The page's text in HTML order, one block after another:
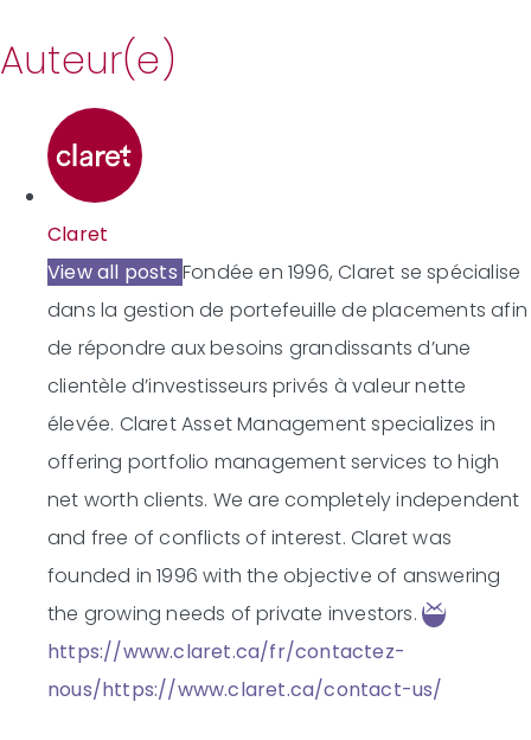
Auteur(e)
Claret
View all posts Fondée en 1996, Claret se spécialise
dans la gestion de portefeuille de placements afin
de répondre aux besoins grandissants d’une
clientèle d’investisseurs privés à valeur nette
élevée. Claret Asset Management specializes in
offering portfolio management services to high
net worth clients. We are completely independent
and free of conflicts of interest. Claret was
founded in 1996 with the objective of answering
the growing needs of private investors.
https://www.claret.ca/fr/contactez-
nous/https://www.claret.ca/contact-us/